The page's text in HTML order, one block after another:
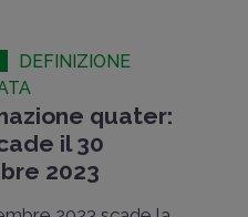
DEFINIZIONE
quater:
il 30
2023